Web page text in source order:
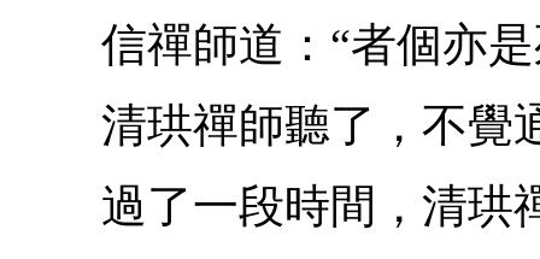
信禪師道：“者個亦是
清珙禪師聽了，不覺
過了一段時間，清珙